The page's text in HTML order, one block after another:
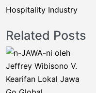
Hospitality Industry
Related Posts